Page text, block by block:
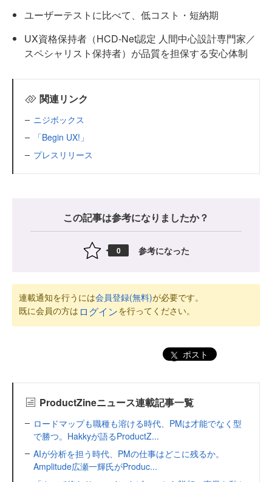
ユーザーテストに比べて、低コスト・短納期
UX資格保持者（HCD-Net認定 人間中心設計専門家／
スペシャリスト保持者）が品質を担保する安心体制
関連リンク
ニジボックス
「Begin UX!」
プレスリリース
この記事は参考になりましたか？
0 参考になった
連載通知を行うには会員登録(無料)が必要です。
既に会員の方は ログインを行ってください。
ポスト
ProductZineニュース連載記事一覧
ロードマップも職種も溶ける時代、PMは才能でなく型
で勝つ。Hakkyが語るProductZ...
AIが分析を担う時代、PMの仕事はどこに残るか。
Amplitude広瀬一輝氏がProduc...